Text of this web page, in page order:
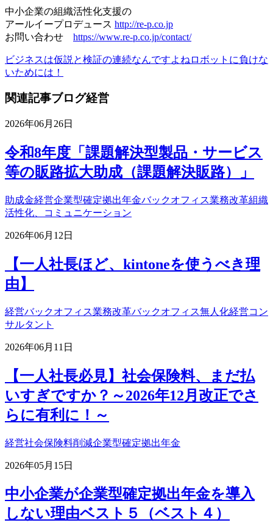
中小企業の組織活性化支援の
アールイープロデュース http://re-p.co.jp
お問い合わせ https://www.re-p.co.jp/contact/
ビジネスは仮説と検証の連続なんですよね ロボットに負けな
いためには！
関連記事ブログ経営
2026年06月26日
令和8年度「課題解決型製品・サービス
等の販路拡大助成（課題解決販路）」
助成金経営企業型確定拠出年金バックオフィス業務改革組織
活性化、コミュニケーション
2026年06月12日
【一人社長ほど、kintoneを使うべき理
由】
経営バックオフィス業務改革バックオフィス無人化経営コン
サルタント
2026年06月11日
【一人社長必見】社会保険料、まだ払
いすぎですか？～2026年12月改正でさ
らに有利に！～
経営社会保険料削減企業型確定拠出年金
2026年05月15日
中小企業が企業型確定拠出年金を導入
しない理由ベスト５（ベスト４）